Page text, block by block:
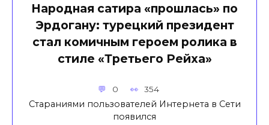
Народная сатира «прошлась» по
Эрдогану: турецкий президент
стал комичным героем ролика в
стиле «Третьего Рейха»
0 354
Стараниями пользователей Интернета в Сети
появился